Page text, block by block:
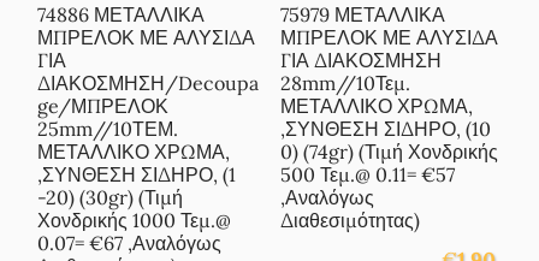
74886 ΜΕΤΑΛΛΙΚΑ
ΜΠΡΕΛΟΚ ΜΕ ΑΛΥΣΙΔΑ
ΓΙΑ
ΔΙΑΚΟΣΜΗΣΗ/Decoupa
ge/ΜΠΡΕΛΟΚ
25mm//10ΤΕΜ.
ΜΕΤΑΛΛΙΚΟ ΧΡΩΜΑ,
,ΣΥΝΘΕΣΗ ΣΙΔΗΡΟ, (1
-20) (30gr) (Τιμή
Χονδρικής 1000 Τεμ.@
0.07= €67 ,Αναλόγως
75979 ΜΕΤΑΛΛΙΚΑ
ΜΠΡΕΛΟΚ ΜΕ ΑΛΥΣΙΔΑ
ΓΙΑ ΔΙΑΚΟΣΜΗΣΗ
28mm//10Τεμ.
ΜΕΤΑΛΛΙΚΟ ΧΡΩΜΑ,
,ΣΥΝΘΕΣΗ ΣΙΔΗΡΟ, (10
0) (74gr) (Τιμή Χονδρικής
500 Τεμ.@ 0.11= €57
,Αναλόγως
Διαθεσιμότητας)